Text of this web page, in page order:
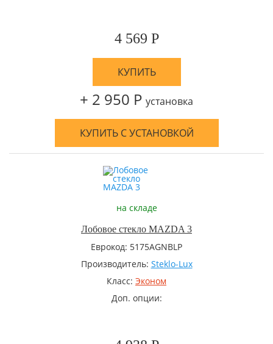
4 569 Р
КУПИТЬ
+ 2 950 Р установка
КУПИТЬ С УСТАНОВКОЙ
на складе
Лобовое стекло MAZDA 3
Еврокод: 5175AGNBLP
Производитель: Steklo-Lux
Класс: Эконом
Доп. опции: